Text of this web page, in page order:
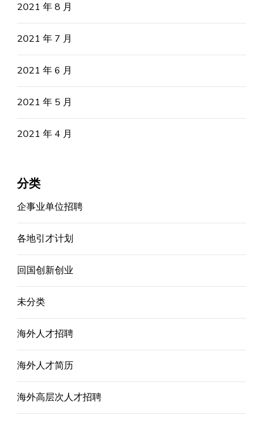
2021 年 8 月
2021 年 7 月
2021 年 6 月
2021 年 5 月
2021 年 4 月
分类
企事业单位招聘
各地引才计划
回国创新创业
未分类
海外人才招聘
海外人才简历
海外高层次人才招聘